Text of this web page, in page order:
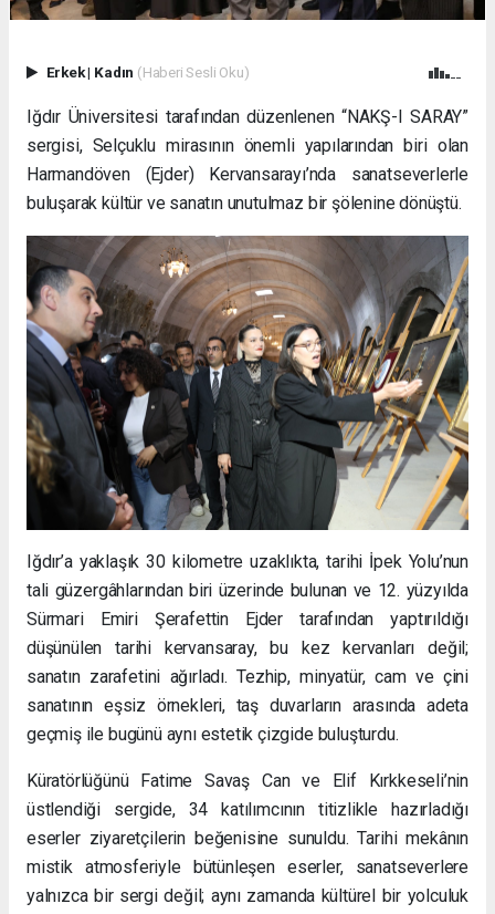
Erkek| Kadın (Haberi Sesli Oku)
Iğdır Üniversitesi tarafından düzenlenen “NAKŞ-I SARAY”
sergisi, Selçuklu mirasının önemli yapılarından biri olan
Harmandöven (Ejder) Kervansarayı’nda sanatseverlerle
buluşarak kültür ve sanatın unutulmaz bir şölenine dönüştü.
Iğdır’a yaklaşık 30 kilometre uzaklıkta, tarihi İpek Yolu’nun
tali güzergâhlarından biri üzerinde bulunan ve 12. yüzyılda
Sürmari Emiri Şerafettin Ejder tarafından yaptırıldığı
düşünülen tarihi kervansaray, bu kez kervanları değil;
sanatın zarafetini ağırladı. Tezhip, minyatür, cam ve çini
sanatının eşsiz örnekleri, taş duvarların arasında adeta
geçmiş ile bugünü aynı estetik çizgide buluşturdu.
Küratörlüğünü Fatime Savaş Can ve Elif Kırkkeseli’nin
üstlendiği sergide, 34 katılımcının titizlikle hazırladığı
eserler ziyaretçilerin beğenisine sunuldu. Tarihi mekânın
mistik atmosferiyle bütünleşen eserler, sanatseverlere
yalnızca bir sergi değil; aynı zamanda kültürel bir yolculuk